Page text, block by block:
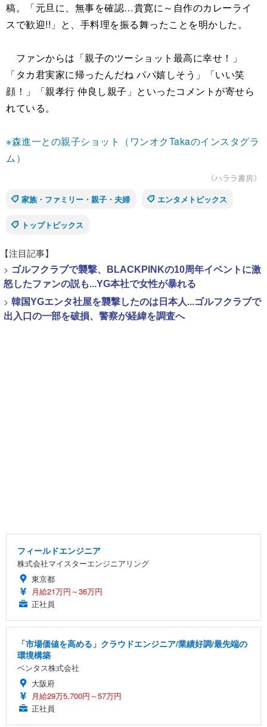
稿。「元旦に、無事を確認…貴寛に～自作のカレーライ
スで歓迎!!」と、手料理を振る舞ったことを明かした。
ファンからは「親子のツーショット最高に幸せ！」
「タカ君実家に帰ったんだね パパ嬉しそう」「いい笑
顔！」「親孝行 仲良し親子」といったコメントが寄せら
れている。
※森進一との親子ショット（ワンオクTakaのインスタグラ
ム）
《ハララ書房》
家族・ファミリー・親子・夫婦
エンタメトピックス
トップトピックス
【注目記事】
> ゴルフクラブで襲撃、BLACKPINKの10周年イベントに激
怒したファンの説も...YG本社で女性が暴れる
> 韓国YGエンタ社屋を襲撃したのは日本人...ゴルフクラブで
出入口の一部を破損、警察が経緯を調査へ
フィールドエンジニア
株式会社マイスターエンジニアリング
東京都
月給21万円～36万円
正社員
「市場価値を高める」クラウドエンジニア/業績好調/最先端の
環境構築
ベンタス株式会社
大阪府
月給29万5,700円～57万円
正社員